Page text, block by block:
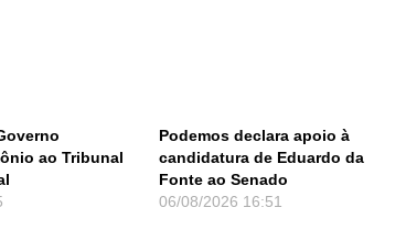
ao Tribunal
Podemos declara apoio à
candidatura de Eduardo da
Fonte ao Senado
06/08/2026 16:51